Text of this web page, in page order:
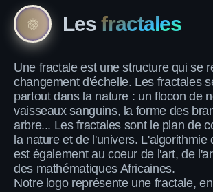
fingerprint Lesfractales
Une fractale est une structure qui se
changement d'échelle. Les fractales
partout dans la nature : un flocon de
vaisseaux sanguins, la forme des
arbre... Les fractales sont le plan de
la nature et de l'univers. L'algorithmie
est également au coeur de l'art, de
des mathématiques Africaines.
Notre logo représente une fractale,